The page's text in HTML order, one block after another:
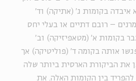
איבדה בקומות ג׳ (אתיקה) וד׳
– רובם דתיים או בעלי יחס
בקומות א׳ (מטאפיזיקה) וב׳
אותה בקומה ד׳ (פוליטיקה) אך
את הביקורת הארסית ביותר שלה
בין הקומות האלה. את